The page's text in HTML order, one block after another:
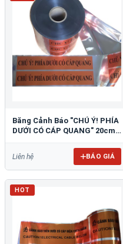
Băng Cảnh Báo "CHÚ Ý! PHÍA
DƯỚI CÓ CÁP QUANG" 20cm
Liên hệ BÁO GIÁ
HOT